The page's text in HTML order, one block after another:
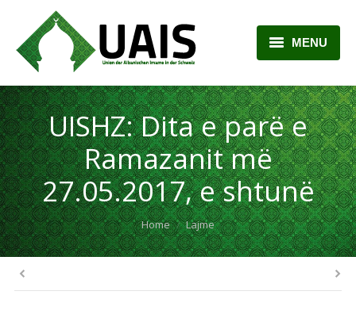
MENU
BALLINA
RRETH NESH
LAJME
ARTIKUJ
PLANI MËSIMOR
UISHZ: Dita e parë e
Ramazanit më
27.05.2017, e shtunë
You are here: Home Lajme